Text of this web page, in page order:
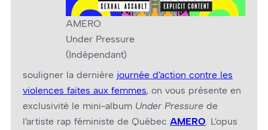
AMERO
Under Pressure
(Indépendant)
souligner la dernière journée d’action contre les
violences faites aux femmes, on vous présente en
exclusivité le mini-album Under Pressure de
l’artiste rap féministe de Québec AMERO. L’opus